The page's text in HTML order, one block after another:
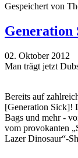
Gespeichert von
Generation
02. Oktober 2012
Man trägt jetzt
Bereits auf
[Generation Sick]!
Bags und mehr -
vom provokanten
Lazer Dinosaur“-